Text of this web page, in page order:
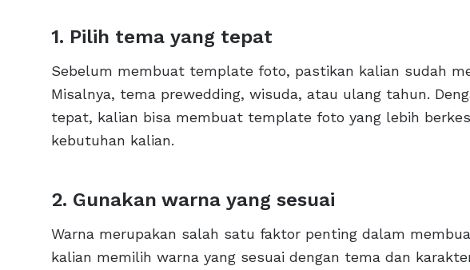
1. Pilih tema yang tepat
Sebelum membuat template foto, pastikan kalian sudah
Misalnya, tema prewedding, wisuda, atau ulang tahun.
tepat, kalian bisa membuat template foto yang lebih
kebutuhan kalian.
2. Gunakan warna yang sesuai
Warna merupakan salah satu faktor penting dalam
kalian memilih warna yang sesuai dengan tema dan